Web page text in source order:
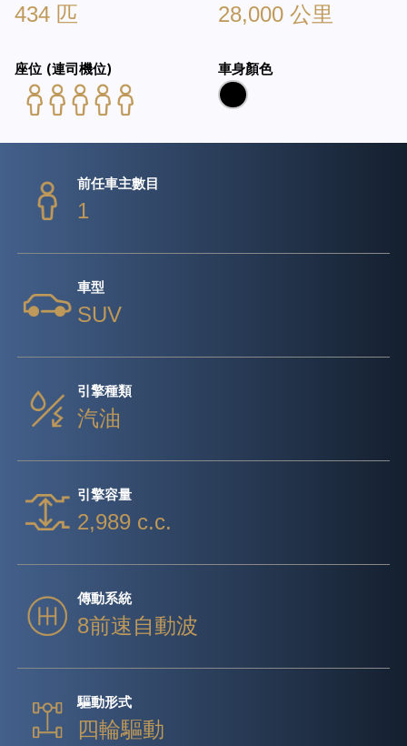
434 匹 28,000 公里
座位 (連司機位) 車身顏色
前任車主數目
1
車型
SUV
引擎種類
汽油
引擎容量
2,989 c.c.
傳動系統
8前速自動波
驅動形式
四輪驅動